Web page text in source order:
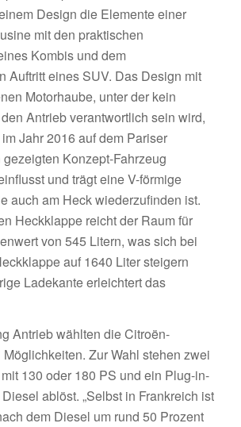
Design die Elemente einer
mit den praktischen
Kombis und dem
Auftritt eines SUV. Das Design mit
Motorhaube, unter der kein
Antrieb verantwortlich sein wird,
Jahr 2016 auf dem Pariser
Konzept-Fahrzeug
und trägt eine V-förmige
auch am Heck wiederzufinden ist.
Heckklappe reicht der Raum für
von 545 Litern, was sich bei
auf 1640 Liter steigern
Ladekante erleichtert das
Antrieb wählten die Citroën-
Zur Wahl stehen zwei
130 oder 180 PS und ein Plug-in-
ablöst. „Selbst in Frankreich ist
dem Diesel um rund 50 Prozent